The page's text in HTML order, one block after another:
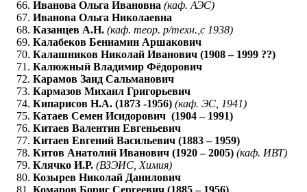
Иванова Ольга Ивановна (каф. АЭС)
Иванова Ольга Николаевна
Казанцев А.Н. (каф. теор. р/техн.,с 1938)
Калабеков Бениамин Аршакович
Калашников Николай Иванович (1908 – 1999 ??)
Калюжный Владимир Фёдорович
Карамов Заид Сальманович
Кармазов Михаил Григорьевич
Кипарисов Н.А. (1873 -1956) (каф. ЭС, 1941)
Катаев Семен Исидорович (1904 – 1991)
Китаев Валентин Евгеньевич
Китаев Евгений Васильевич (1883 – 1959)
Китов Анатолий Иванович (1920 – 2005) (каф. ИВТ)
Клячко И.Р. (ВЗЭИС, Химия)
Козырев Николай Данилович
Комаров Борис Сергеевич (1885 – 1956)